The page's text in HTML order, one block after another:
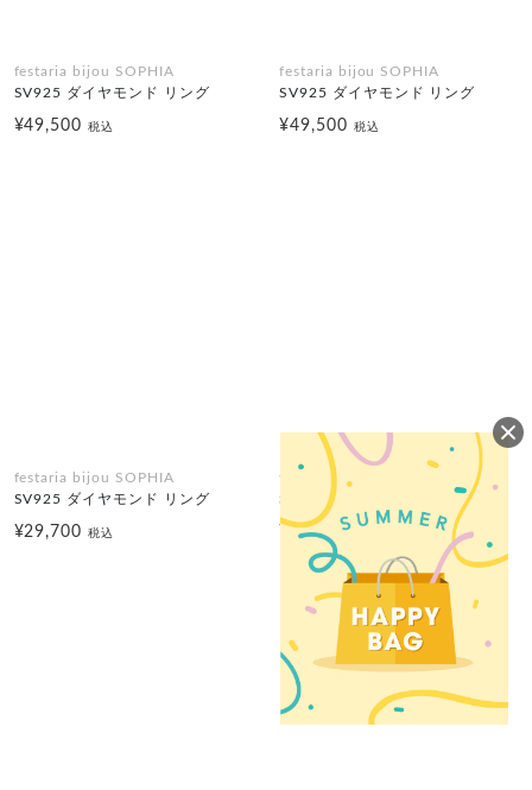
festaria bijou SOPHIA
SV925 ダイヤモンド リング
¥49,500税込
festaria bijou SOPHIA
SV925 ダイヤモンド リング
¥49,500 税込
festaria bijou SOPHIA
SV925 ダイヤモンド リング
¥29,700税込
festaria bijou SOPHIA
SV925 ダイヤモンド リング
¥55,000